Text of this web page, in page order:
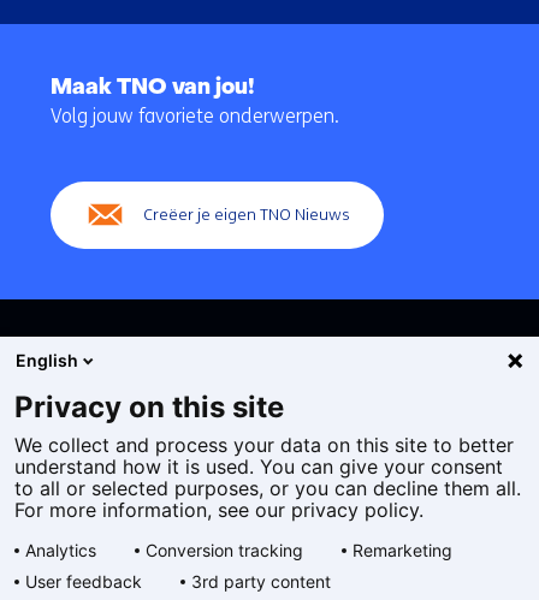
navigatie
Maak TNO van jou!
Volg jouw favoriete onderwerpen.
Creëer je eigen TNO Nieuws
Cookies
Privacy statement
Toegankelijkheid
Algemene voorwaarden
English
Privacy on this site
We collect and process your data on this site to better
understand how it is used. You can give your consent
to all or selected purposes, or you can decline them all.
For more information, see our privacy policy.
Analytics Conversion tracking
Remarketing
User feedback
3rd party content